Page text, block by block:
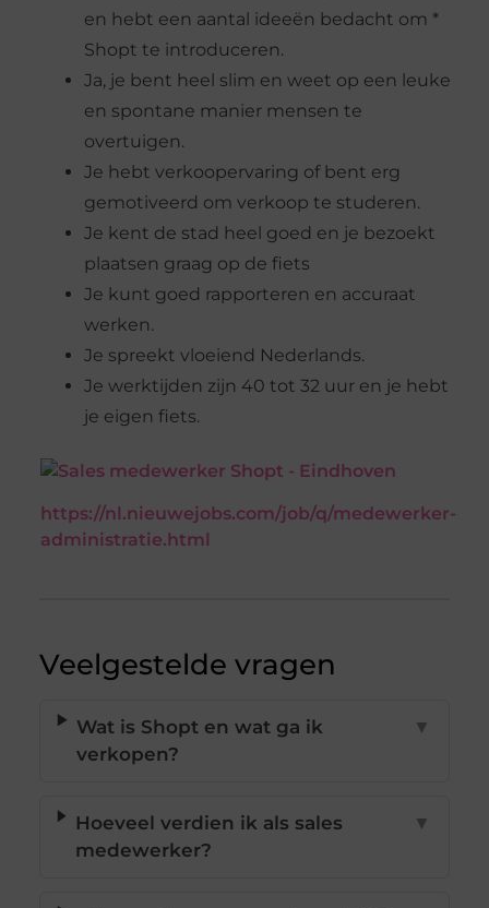
en hebt een aantal ideeën bedacht om *
Shopt te introduceren.
Ja, je bent heel slim en weet op een leuke
en spontane manier mensen te
overtuigen.
Je hebt verkoopervaring of bent erg
gemotiveerd om verkoop te studeren.
Je kent de stad heel goed en je bezoekt
plaatsen graag op de fiets
Je kunt goed rapporteren en accuraat
werken.
Je spreekt vloeiend Nederlands.
Je werktijden zijn 40 tot 32 uur en je hebt
je eigen fiets.
https://nl.nieuwejobs.com/job/q/medewerker-
administratie.html
Veelgestelde vragen
Wat is Shopt en wat ga ik
verkopen?
▼
Hoeveel verdien ik als sales
medewerker?
▼